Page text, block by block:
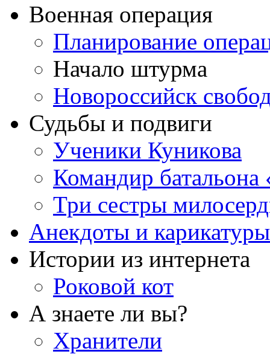
Военная операция
Планирование
Начало штурма
Новороссийск
Судьбы и подвиги
Ученики Куникова
Командир
Три сестры
Анекдоты и карикатуры
Истории из интернета
Роковой кот
А знаете ли вы?
Хранители